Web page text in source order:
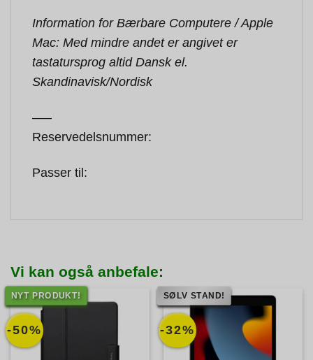
Information for Bærbare Computere / Apple
Mac: Med mindre andet er angivet er
tastatursprog altid Dansk el.
Skandinavisk/Nordisk
—–
Reservedelsnummer:
Passer til:
Vi kan også anbefale:
-50%
NYT PRODUKT!
-32%
SØLV STAND!